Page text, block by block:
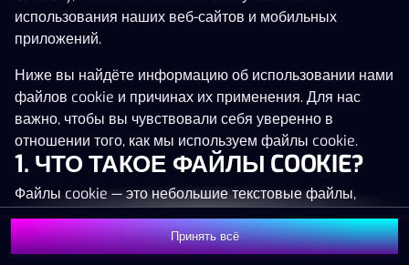
использования наших веб-сайтов и мобильных
приложений.
Ниже вы найдёте информацию об использовании нами
файлов cookie и причинах их применения. Для нас
важно, чтобы вы чувствовали себя уверенно в
отношении того, как мы используем файлы cookie.
1. ЧТО ТАКОЕ ФАЙЛЫ COOKIE?
Файлы cookie — это небольшие текстовые файлы,
которые сохраняются на вашем устройстве (например,
на компьютере, мобильном телефоне или планшете)
при посещении наших веб-сайтов. Размещение
Принять всё